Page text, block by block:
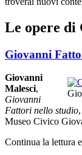
Le opere di
Giovanni
Giovanni
Malesci,
Giovanni
Fattori nello studio
Museo Civico
Continua la lettura e